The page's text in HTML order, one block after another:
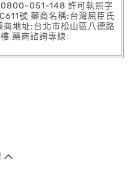
051-148 許可執照字
號 藥商名稱:台灣屈臣氏
地址:台北市松山區八德路
藥商諮詢專線: